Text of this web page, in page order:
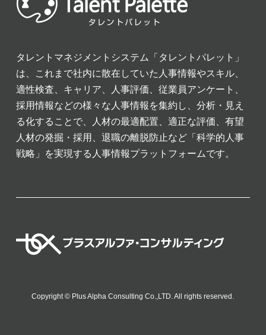
タレントマネジメントシステム「タレントパレット」
は、これまで社内に散在していた人事情報やスキル、
適性検査、キャリア、人事評価、従業員アンケート、
採用情報などの様々な人事情報を集約し、分析・見え
る化することで、人材の最適配置、適正な評価、有望
人材の発掘・採用、退職の離脱防止など「科学的人事
戦略」を実現する人事情報プラットフォームです。
Copyright © Plus Alpha Consulting Co.,LTD. All rights reserved.